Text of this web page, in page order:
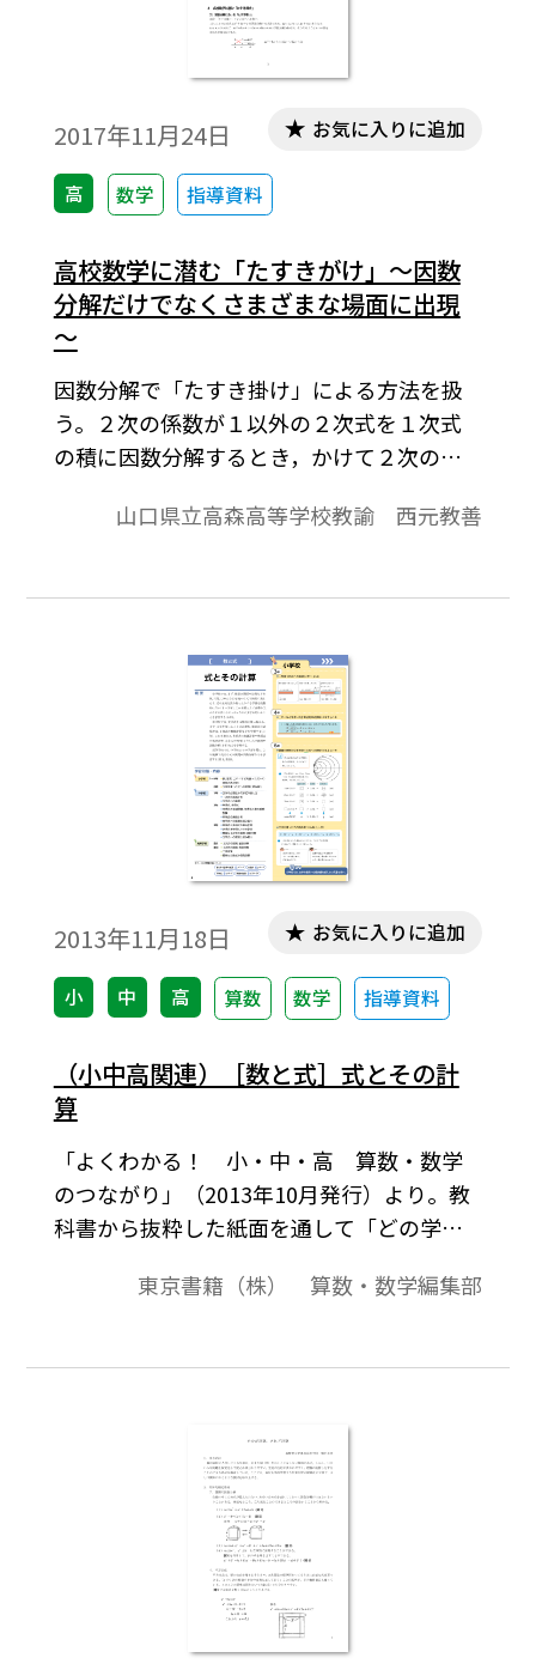
してみたい。※文中の数式は，「Tosho数式
エディタ」で作成されています。ワード文書
で数式を正しく表示するためには，「Tosho
数式エディタ」が導入されていることが必
要です。無償ダウンロードはこちら→無償ダ
ウンロードのご案内
2017年11月24日
高 数学 指導資料
お気に入りに追加
高校数学に潜む「たすきがけ」～因数
分解だけでなくさまざまな場面に出現
～
因数分解で「たすき掛け」による方法を扱
う。２次の係数が１以外の２次式を１次式
の積に因数分解するとき，かけて２次の係
の２組の中で，たすき掛けしてかけた数の
きるというものである。 このたすき掛け
をcrossing multiplicationという)している
数や文字で数学的なこと(計算，等式等)がう
まく処理，あるいは表現できることがあ
る。本稿では，高校数学のなかにある ｢たす
き掛け｣ を探ってみることにする。タイトル
で｢潜む｣としたのは通常は ｢たすき掛け｣ と
しては認知されていないことをそのように
見ることができるといった意味合いからで
ある。※文中の数式は，「Tosho数式エディ
タ」で作成されています。ワード文書で数式
を正しく表示するためには，「Tosho数式エ
ディタ」が導入されていることが必要です。
無償ダウンロードはこちら→無償ダウンロ
ードのご案内
山口県立高森高等学校教諭 西元教善
2013年11月18日
小 中 高 算数 数学 指導資料
お気に入りに追加
（小中高関連）［数と式］式とその計
算
「よくわかる！ 小・中・高 算数・数学
のつながり」（2013年10月発行）より。教
科書から抜粋した紙面を通して「どの学年
いるか」が概観できるようになっておりま
説明，学習段階・学習内容の一覧，学習内
留意点（児童，生徒の実態，取り扱い上の
配慮）などで構成。
東京書籍（株） 算数・数学編集部